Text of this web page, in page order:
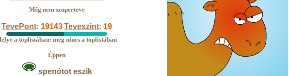
Még nem szuperteve
TevePont: 19143Teveszint: 19
a toplistában: még nincs a toplistában
Éppen
spenótot eszik